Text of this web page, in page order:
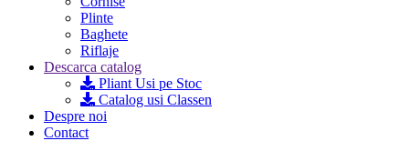
Plinte
Baghete
Riflaje
Descarca catalog
Pliant Usi pe Stoc
Catalog usi Classen
Despre noi
Contact